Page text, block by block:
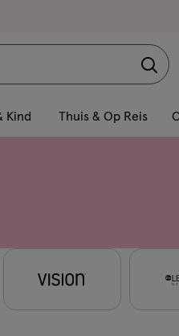
Kind Thuis & Op Reis